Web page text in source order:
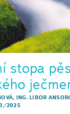
stopa
, ING. LIBOR
2025